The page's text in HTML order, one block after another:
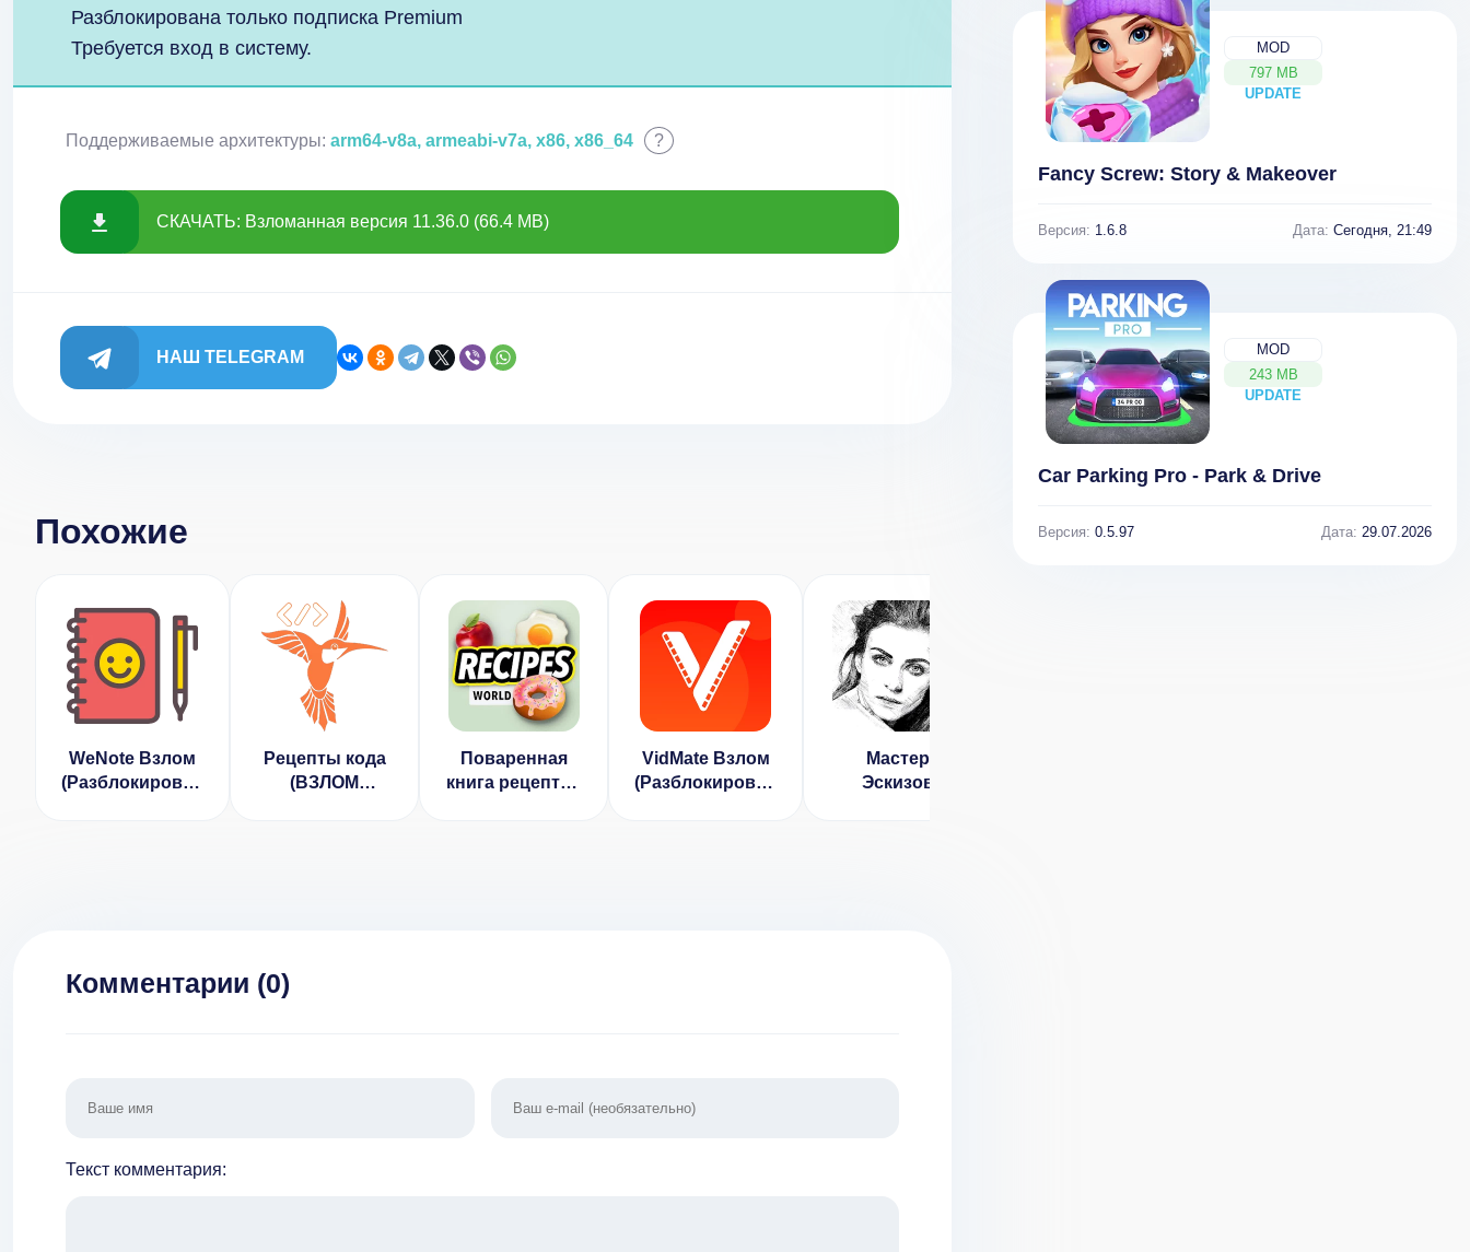
Разблокирована только подписка Premium
Требуется вход в систему.
Поддерживаемые архитектуры: arm64-v8a, armeabi-v7a, x86, x86_64 ?
СКАЧАТЬ: Взломанная версия 11.36.0 (66.4 MB)
НАШ TELEGRAM
Похожие
WeNote Взлом
(Разблокирован
Рецепты кода
(ВЗЛОМ
Поваренная
книга рецептов
VidMate Взлом
(Разблокирован
Мастер
Эскизов
Комментарии (0)
Текст комментария:
MOD
797 MB
UPDATE
NEW
Fancy Screw: Story & Makeover
Версия: 1.6.8 Дата: Сегодня, 21:49
MOD
243 MB
UPDATE
NEW
Car Parking Pro - Park & Drive
Версия: 0.5.97 Дата: 29.07.2026